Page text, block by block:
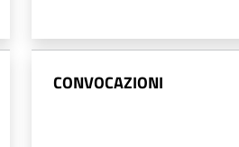
CONVOCAZIONI